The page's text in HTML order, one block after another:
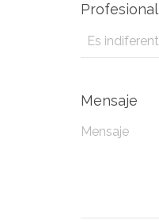
Profesional
Mensaje